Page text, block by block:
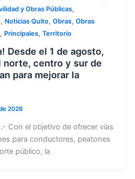
y Obras Públicas,
, Noticias Quito, Obras, Obras
, Principales, Territorio
Desde el 1 de agosto,
norte, centro y sur de
para mejorar la
2026
Con el objetivo de ofrecer vías
para conductores, peatones
público, la